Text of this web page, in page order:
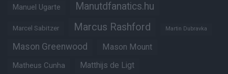
Manuel Ugarte Manutdfanatics.hu
Marcel Sabitzer Marcus Rashford Martin Dubravka
Mason Greenwood Mason Mount
Matheus Cunha Matthijs de Ligt